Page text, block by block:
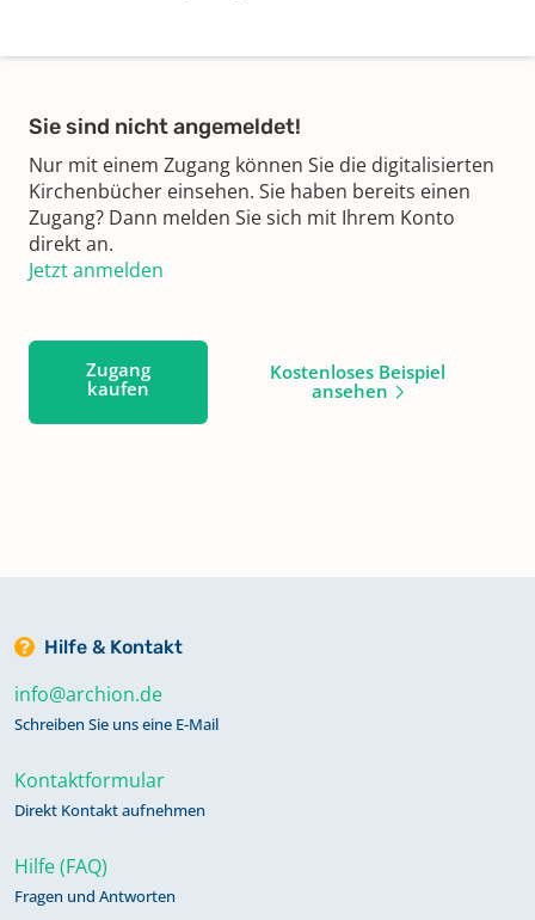
Sie sind nicht angemeldet!
Nur mit einem Zugang können Sie die digitalisierten
Kirchenbücher einsehen. Sie haben bereits einen
Zugang? Dann melden Sie sich mit Ihrem Konto
direkt an.
Jetzt anmelden
Zugang
kaufen
Kostenloses Beispiel
ansehen
Hilfe & Kontakt
info@archion.de
Schreiben Sie uns eine E-Mail
Kontaktformular
Direkt Kontakt aufnehmen
Hilfe (FAQ)
Fragen und Antworten